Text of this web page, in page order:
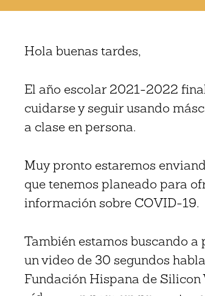
Hola buenas tardes,
El año escolar 2021-2022
cuidarse y seguir usando
a clase en persona.
Muy pronto estaremos
que tenemos planeado para
información sobre COVID-19.
También estamos buscando a
un video de 30 segundos
Fundación Hispana de Silicon